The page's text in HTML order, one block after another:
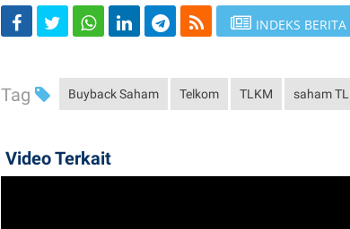
INDEKS BERITA
Tag Buyback Saham Telkom TLKM saham
Video Terkait